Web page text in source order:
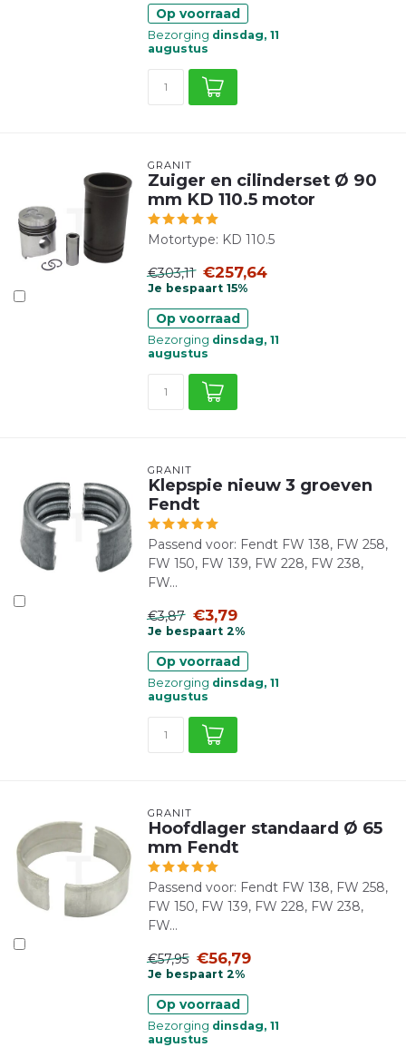
Op voorraad
Bezorging dinsdag, 11
augustus
GRANIT
Zuiger en cilinderset Ø 90
mm KD 110.5 motor
Motortype: KD 110.5
€303,11 €257,64
Je bespaart 15%
Op voorraad
Bezorging dinsdag, 11
augustus
GRANIT
Klepspie nieuw 3 groeven
Fendt
Passend voor: Fendt FW 138, FW 258,
FW 150, FW 139, FW 228, FW 238,
FW...
€3,87 €3,79
Je bespaart 2%
Op voorraad
Bezorging dinsdag, 11
augustus
GRANIT
Hoofdlager standaard Ø 65
mm Fendt
Passend voor: Fendt FW 138, FW 258,
FW 150, FW 139, FW 228, FW 238,
FW...
€57,95 €56,79
Je bespaart 2%
Op voorraad
Bezorging dinsdag, 11
augustus